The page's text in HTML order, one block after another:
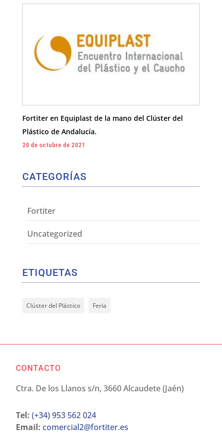
Fortiter en Equiplast de la mano del Clúster del
Plástico de Andalucía.
20 de octubre de 2021
CATEGORÍAS
Fortiter
Uncategorized
ETIQUETAS
Clúster del Plástico Feria
CONTACTO
Ctra. De los Llanos s/n, 3660 Alcaudete (Jaén)
Tel:(+34) 953 562 024
Email: comercial2@fortiter.es